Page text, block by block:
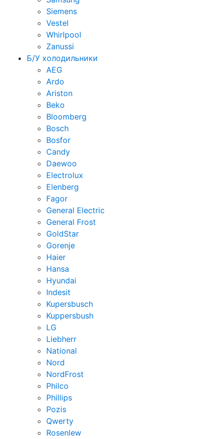
Siemens
Vestel
Whirlpool
Zanussi
Б/У холодильники
AEG
Ardo
Ariston
Beko
Bloomberg
Bosch
Bosfor
Candy
Daewoo
Electrolux
Elenberg
Fagor
General Electric
General Frost
GoldStar
Gorenje
Haier
Hansa
Hyundai
Indesit
Kupersbusch
Kuppersbush
LG
Liebherr
National
Nord
NordFrost
Philco
Phillips
Pozis
Qwerty
Rosenlew